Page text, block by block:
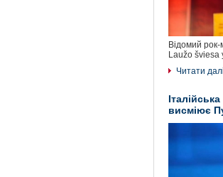
Відомий
Laužo šviesa
Читати далі
висміює